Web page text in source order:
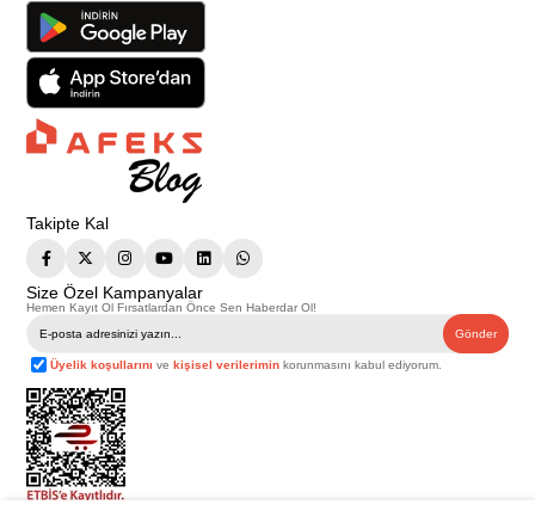
Takipte Kal
Size Özel Kampanyalar
Hemen Kayıt Ol Fırsatlardan Önce Sen Haberdar Ol!
Gönder
Üyelik koşullarını vekişisel verilerimin korunmasını kabul ediyorum.